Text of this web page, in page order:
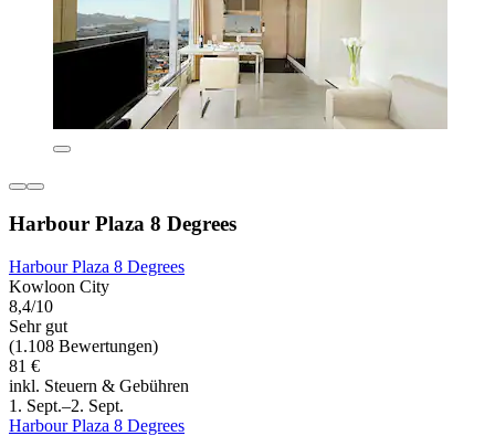
Harbour Plaza 8 Degrees
Harbour Plaza 8 Degrees
Kowloon City
8,4/10
Sehr gut
(1.108 Bewertungen)
81 €
inkl. Steuern & Gebühren
1. Sept.–2. Sept.
Harbour Plaza 8 Degrees